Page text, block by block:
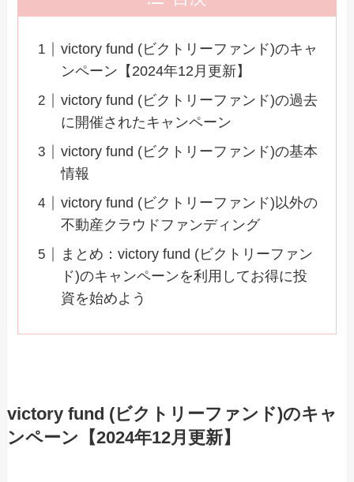
victory fund (ビクトリーファンド)のキャ
ンペーン【2024年12月更新】
victory fund (ビクトリーファンド)の過去
に開催されたキャンペーン
victory fund (ビクトリーファンド)の基本
情報
victory fund (ビクトリーファンド)以外の
不動産クラウドファンディング
まとめ：victory fund (ビクトリーファン
ド)のキャンペーンを利用してお得に投
資を始めよう
victory fund (ビクトリーファンド)のキャ
ンペーン【2024年12月更新】